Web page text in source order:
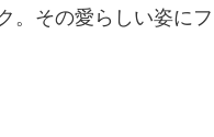
。その愛らしい姿にフ